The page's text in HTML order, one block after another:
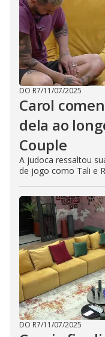
DO R7/11/07/2025
Carol
dela ao
Couple
A judoca ressaltou
de jogo como Tali e
DO R7/11/07/2025